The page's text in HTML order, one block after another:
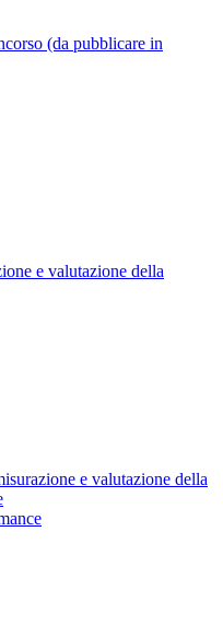
(da pubblicare in
e valutazione della
e valutazione della